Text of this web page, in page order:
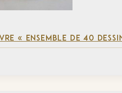
« ENSEMBLE DE 40